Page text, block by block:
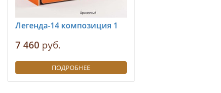
Легенда-14 композиция 1
7 460 руб.
ПОДРОБНЕЕ